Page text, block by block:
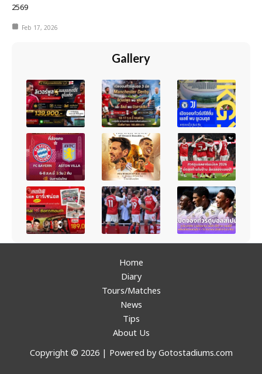
2569
Feb 17, 2026
Gallery
Home
Diary
Tours/Matches
News
Tips
About Us
Copyright © 2026 | Powered by Gotostadiums.com